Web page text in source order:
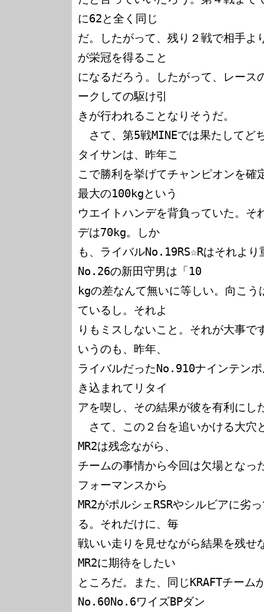
に62と全く同じ
だ。したがって、残り２戦で相手よ
が栄冠を得ること
になるだろう。したがって、レース
ークしての駆け引
きが行われることなりそうだ。
さて、第5戦MINEでは果たしてど
タイサンは、昨年こ
こで勝利を挙げてチャンピオンを確
最大の100kgという
ウエイトハンデを背負っていた。そ
デは70kg。しか
も、ライバルNo.19RS☆Rはそれよ
No.26の新田守男は「10
kgの差なんて無いに等しい。向こ
ているし。それよ
りもミスしないこと。それが大事で
いうのも、昨年、
ライバルだったNo.910ナインテン
き込まれてリタイ
アを喫し、その結果が彼を有利にし
さて、この２台を追いかける大穴
MR2は残念ながら、
チームの事情から今回は欠場となっ
フォーマンスから
MR2がポルシェRSRやシルビアに劣
る。それだけに、毎
戦いい走りを見せながら結果を残せ
MR2に期待をしたい
ところだ。また、同じKRAFTチーム
No.60No.6ワイズBPダン